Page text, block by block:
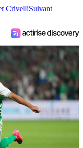
CrivelliSuivant